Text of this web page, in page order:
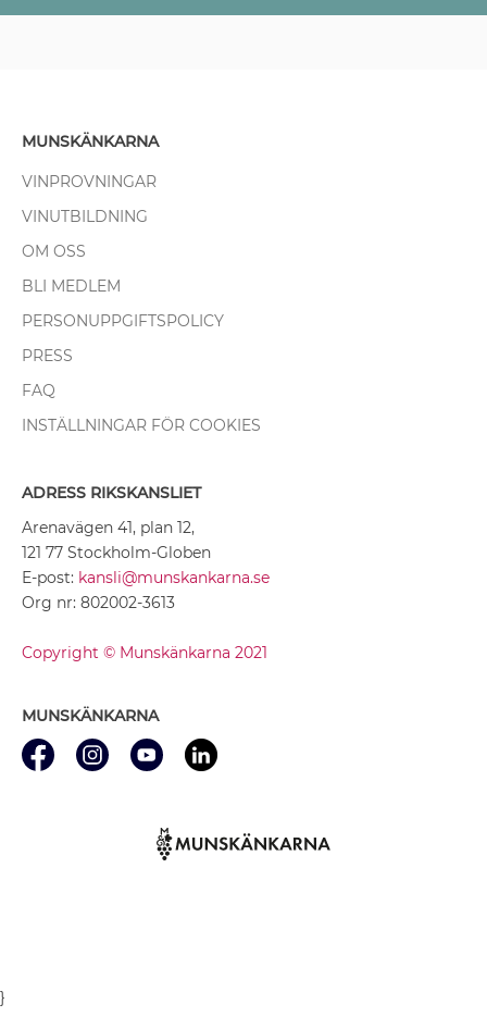
MUNSKÄNKARNA
VINPROVNINGAR
VINUTBILDNING
OM OSS
BLI MEDLEM
PERSONUPPGIFTSPOLICY
PRESS
FAQ
INSTÄLLNINGAR FÖR COOKIES
ADRESS RIKSKANSLIET
Arenavägen 41, plan 12,
121 77 Stockholm-Globen
E-post: kansli@munskankarna.se
Org nr: 802002-3613
Copyright © Munskänkarna 2021
MUNSKÄNKARNA
}